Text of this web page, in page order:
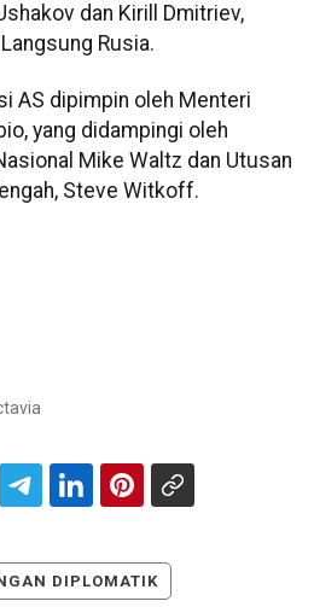
dan Kirill Dmitriev,
Rusia.
AS dipimpin oleh Menteri
yang didampingi oleh
Mike Waltz dan Utusan
Steve Witkoff.
DIPLOMATIK